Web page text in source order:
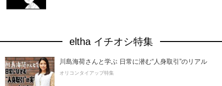
eltha イチオシ特集
川島海荷さんと学ぶ 日常に潜む“人身取引”のリアル
オリコンタイアップ特集